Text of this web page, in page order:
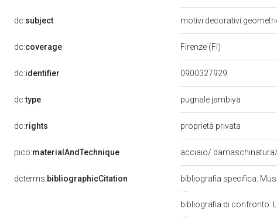
dc:subject motivi decorativi
dc:coverage Firenze (FI)
dc:identifier 0900327929
dc:type pugnale jambiya
dc:rights proprietà privata
pico:materialAndTechnique acciaio/
dcterms:bibliographicCitation bibliografia specifica:
bibliografia di confronto: